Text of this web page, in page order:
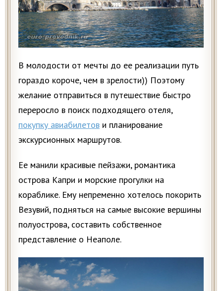
В молодости от мечты до ее реализации путь
гораздо короче, чем в зрелости)) Поэтому
желание отправиться в путешествие быстро
переросло в поиск подходящего отеля,
покупку авиабилетов и планирование
экскурсионных маршрутов.
Ее манили красивые пейзажи, романтика
острова Капри и морские прогулки на
кораблике. Ему непременно хотелось покорить
Везувий, подняться на самые высокие вершины
полуострова, составить собственное
представление о Неаполе.